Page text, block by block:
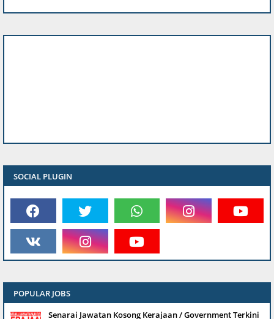
SOCIAL PLUGIN
POPULAR JOBS
Senarai Jawatan Kosong Kerajaan / Government Terkini